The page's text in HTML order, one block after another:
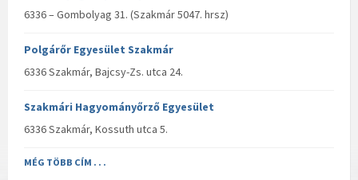
6336 – Gombolyag 31. (Szakmár 5047. hrsz)
Polgárőr Egyesület Szakmár
6336 Szakmár, Bajcsy-Zs. utca 24.
Szakmári Hagyományőrző Egyesület
6336 Szakmár, Kossuth utca 5.
MÉG TÖBB CÍM . . .